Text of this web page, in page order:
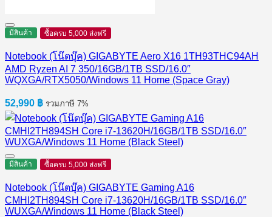
มีสินค้า ซื้อครบ 5,000 ส่งฟรี
Notebook (โน๊ตบุ๊ค) GIGABYTE Aero X16 1TH93THC94AH
AMD Ryzen AI 7 350/16GB/1TB SSD/16.0″
WQXGA/RTX5050/Windows 11 Home (Space Gray)
52,990 ฿ รวมภาษี 7%
มีสินค้า ซื้อครบ 5,000 ส่งฟรี
Notebook (โน๊ตบุ๊ค) GIGABYTE Gaming A16
CMHI2TH894SH Core i7-13620H/16GB/1TB SSD/16.0″
WUXGA/Windows 11 Home (Black Steel)